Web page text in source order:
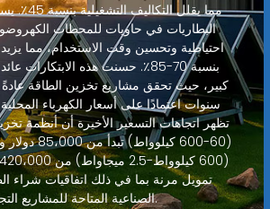
مما يقلل
البطاريات في حاويات للمحطات
احتياطية وتحسين وقت الاستخدام، مما
بنسبة 70-85٪. حسنت هذه الابتكارات
سنوات اعتمادًا على أسعار الكهرباء
تظهر اتجاهات التسعير الأخيرة أن أنظمة
(60-600
تمويل مرنة بما في ذلك اتفاقيات شراء
الصناعية المتاحة للمشاريع التجارية.